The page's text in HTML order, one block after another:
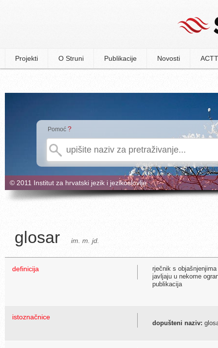
Projekti O Struni Publikacije Novosti
Pomoć ?
© 2011 Institut za hrvatski jezik i jezikoslovlje
glosar im. m. jd.
definicija
rječnik s
javljaju u nekome
publikacija
istoznačnice
dopušteni naziv: